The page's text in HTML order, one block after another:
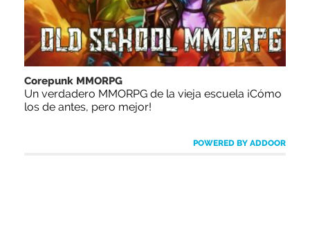
Corepunk MMORPG
Un verdadero MMORPG de la vieja escuela ¡Cómo
los de antes, pero mejor!
POWERED BY ADDOOR